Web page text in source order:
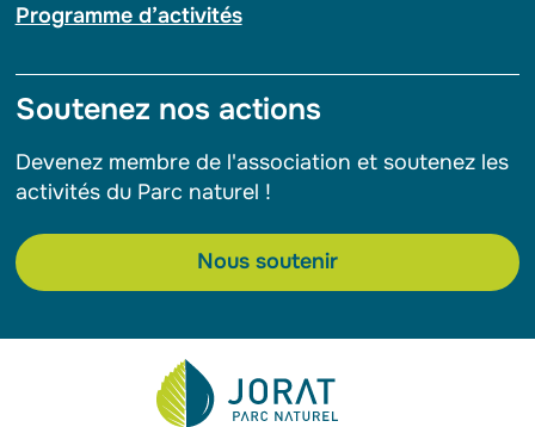
Programme d’activités
Soutenez nos actions
Devenez membre de l'association et soutenez les
activités du Parc naturel !
Nous soutenir